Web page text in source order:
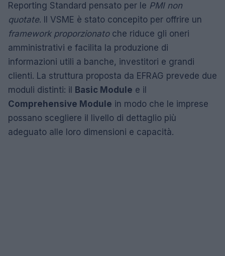
Reporting Standard pensato per le PMI non
quotate. Il VSME è stato concepito per offrire un
framework proporzionatoche riduce gli oneri
amministrativi e facilita la produzione di
informazioni utili a banche, investitori e grandi
clienti. La struttura proposta da EFRAG prevede due
moduli distinti: il
Basic Module e il
Comprehensive Module in modo che le imprese
possano scegliere il livello di dettaglio più
adeguato alle loro dimensioni e capacità.